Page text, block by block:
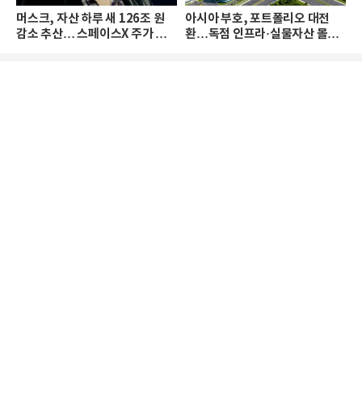
머스크, 자산 하루 새 126조 원
감소 추산… 스페이스X 주가 하
아시아 부호, 포트폴리오 대전
환…독점 인프라·실물자산 몰린